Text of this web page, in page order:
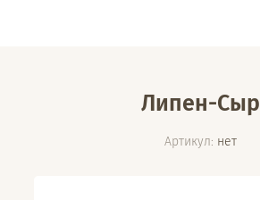
Липен-Сыр
Артикул: нет